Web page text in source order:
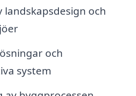
landskapsdesign och
och
system